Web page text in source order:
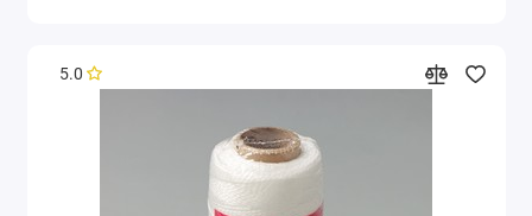
5.0